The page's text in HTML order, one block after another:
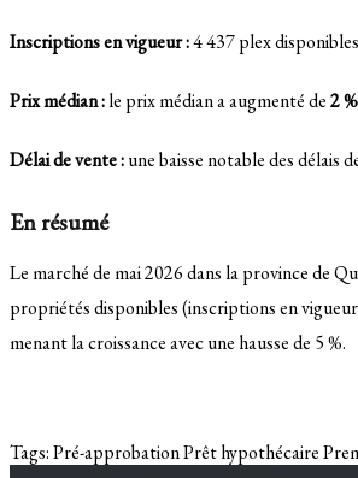
Inscriptions en vigueur :4 437 plex
Prix médian :le prix médian a augmenté de2 %
Délai de vente :une baisse notable des délais
En résumé
Le marché de mai 2026 dans la province de
propriétés disponibles (inscriptions en vigueur
menant la croissance avec une hausse de 5 %.
Tags:Pré-approbationPrêt hypothécaire